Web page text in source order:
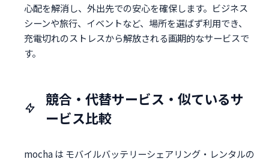
心配を解消し、外出先での安心を確保します。ビジネス
シーンや旅行、イベントなど、場所を選ばず利用でき、
充電切れのストレスから解放される画期的なサービスで
す。
競合・代替サービス・似ているサ
ービス比較
mocha は モバイルバッテリーシェアリング・レンタルの